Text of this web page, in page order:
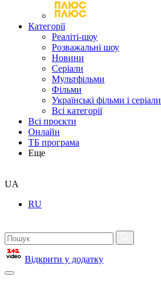
Категорії
Реаліті-шоу
Розважальні шоу
Новини
Серіали
Мультфільми
Фільми
Українські фільми і серіали
Всі категорії
Всі проєкти
Онлайн
ТБ програма
Еще
UA
RU
Відкрити у додатку